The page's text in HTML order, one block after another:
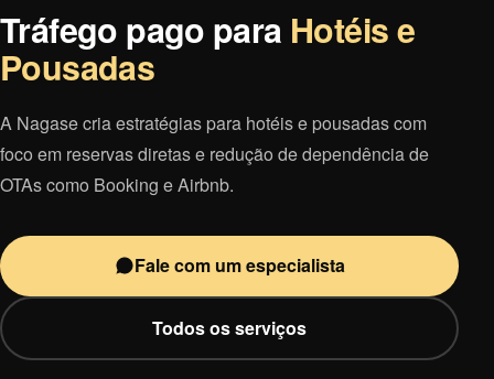
Tráfego pago para Hotéis e
Pousadas
A Nagase cria estratégias para hotéis e pousadas com
foco em reservas diretas e redução de dependência de
OTAs como Booking e Airbnb.
Fale com um especialista
Todos os serviços